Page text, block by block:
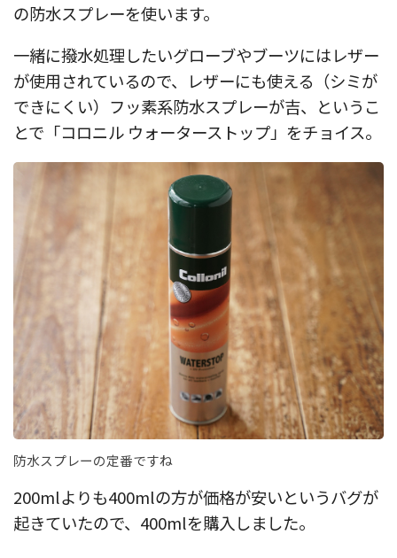
の防水スプレーを使います。
一緒に撥水処理したいグローブやブーツにはレザー
が使用されているので、レザーにも使える（シミが
できにくい）フッ素系防水スプレーが吉、というこ
とで「コロニル ウォーターストップ」をチョイス。
防水スプレーの定番ですね
200mlよりも400mlの方が価格が安いというバグが
起きていたので、400mlを購入しました。